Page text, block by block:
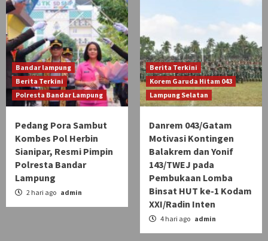
Bandar lampung
Berita Terkini
Polresta Bandar Lampung
Pedang Pora Sambut
Kombes Pol Herbin
Sianipar, Resmi Pimpin
Polresta Bandar
Lampung
2 hari ago admin
Berita Terkini
Korem Garuda Hitam 043
Lampung Selatan
Danrem 043/Gatam
Motivasi Kontingen
Balakrem dan Yonif
143/TWEJ pada
Pembukaan Lomba
Binsat HUT ke-1 Kodam
XXI/Radin Inten
4 hari ago admin